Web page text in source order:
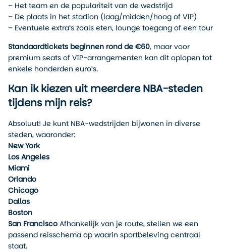
– Het team en de populariteit van de wedstrijd
– De plaats in het stadion (laag/midden/hoog of VIP)
– Eventuele extra’s zoals eten, lounge toegang of een tour
Standaardtickets beginnen rond de €60, maar voor
premium seats of VIP-arrangementen kan dit oplopen tot
enkele honderden euro’s.
Kan ik kiezen uit meerdere NBA-steden
tijdens mijn reis?
Absoluut! Je kunt NBA-wedstrijden bijwonen in diverse
steden, waaronder:
New York
Los Angeles
Miami
Orlando
Chicago
Dallas
Boston
San Francisco Afhankelijk van je route, stellen we een
passend reisschema op waarin sportbeleving centraal
staat.